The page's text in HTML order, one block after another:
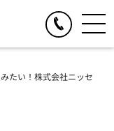
たい！株式会社ニッセ